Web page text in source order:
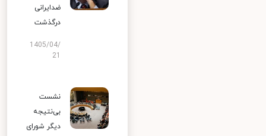
ضدایرانی
درگذشت
1405/04/
نشست
بی‌نتیجه
دیگر شورای